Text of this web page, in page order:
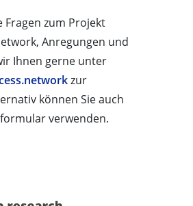
Fragen zum Projekt
Anregungen und
Ihnen gerne unter
zur
können Sie auch
verwenden.